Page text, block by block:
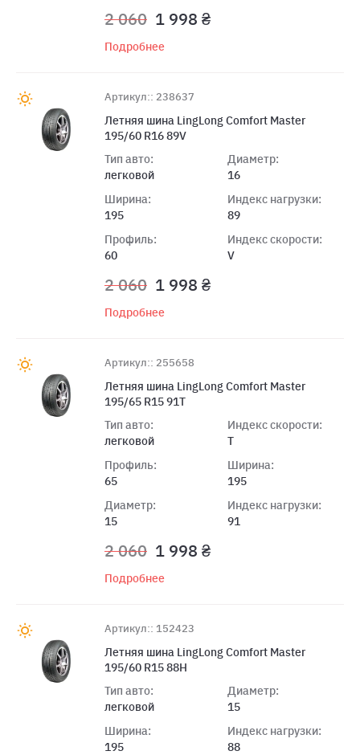
2 060 1 998 ₴
Подробнее
Артикул:: 238637
Летняя шина LingLong Comfort Master
195/60 R16 89V
Тип авто:
легковой
Ширина:
195
Профиль:
60
Диаметр:
16
Индекс нагрузки:
89
Индекс скорости:
V
2 060 1 998 ₴
Подробнее
Артикул:: 255658
Летняя шина LingLong Comfort Master
195/65 R15 91T
Тип авто:
легковой
Профиль:
65
Диаметр:
15
Индекс скорости:
T
Ширина:
195
Индекс нагрузки:
91
2 060 1 998 ₴
Подробнее
Артикул:: 152423
Летняя шина LingLong Comfort Master
195/60 R15 88H
Тип авто:
легковой
Ширина:
195
Диаметр:
15
Индекс нагрузки:
88